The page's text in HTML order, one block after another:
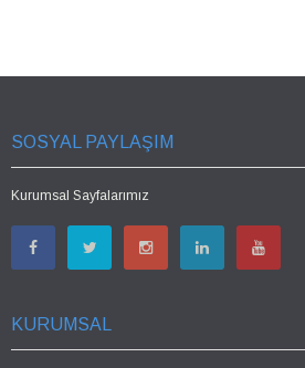
SOSYAL PAYLAŞIM
Kurumsal Sayfalarımız
KURUMSAL